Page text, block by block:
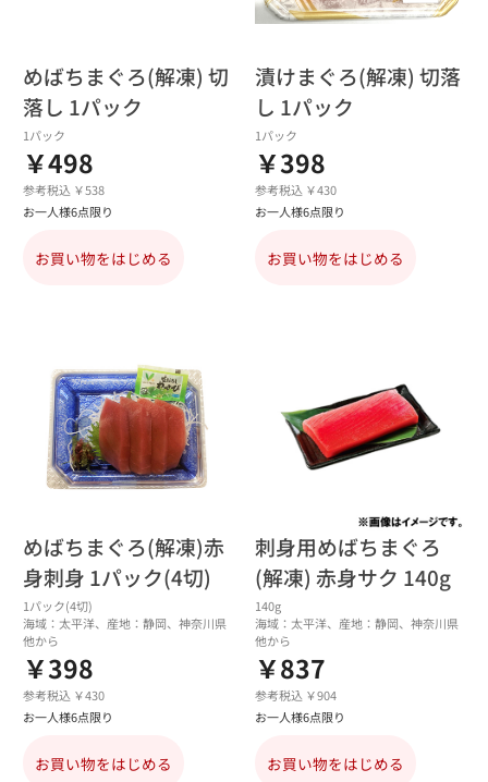
めばちまぐろ(解凍) 切
落し 1パック
1パック
￥498
参考税込 ￥538
お一人様6点限り
お買い物をはじめる
漬けまぐろ(解凍) 切落
し 1パック
1パック
￥398
参考税込 ￥430
お一人様6点限り
お買い物をはじめる
めばちまぐろ(解凍)赤
身刺身 1パック(4切)
1パック(4切)
海域：太平洋、産地：静岡、神奈川県
他から
￥398
参考税込 ￥430
お一人様6点限り
お買い物をはじめる
刺身用めばちまぐろ
(解凍) 赤身サク 140g
140g
海域：太平洋、産地：静岡、神奈川県
他から
￥837
参考税込 ￥904
お一人様6点限り
お買い物をはじめる